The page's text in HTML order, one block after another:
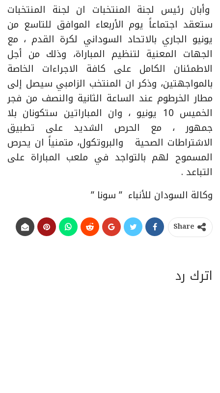
وأبان رئيس لجنة المنتخبات ان لجنة المنتخبات
ستعقد اجتماعاً يوم الأربعاء الموافق للتاسع من
يونيو الجاري بالاتحاد السوداني لكرة القدم ، مع
الجهات المعنية لتنظيم المباراة، وذلك من أجل
الاطمئنان الكامل على كافة الاجراءات الخاصة
بالمواجهتين، وذكر ان المنتخب الزامبي سيصل إلى
مطار الخرطوم عند الساعة الثانية والنصف من فجر
الخميس 10 يونيو ، وان المباراتين ستكونان بلا
جمهور ، مع الحرص الشديد على تطبيق
الاشتراطات الصحية والبروتكول، متمنياً ان يحرص
المسموح لهم بالتواجد في ملعب المباراة على
التباعد .
وكالة السودان للأنباء ” سونا ”
Share
اترك رد